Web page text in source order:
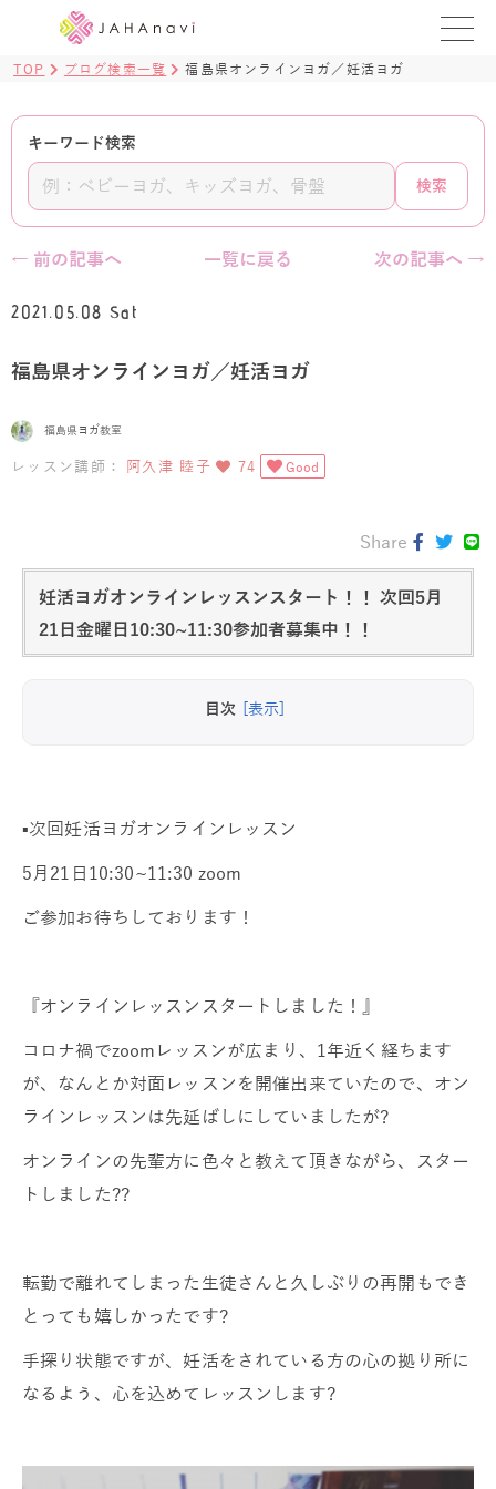
教室を探す
BLOG
ヨガ資格講座 ›
JAHAYOGA
TOP ブログ検索一覧 福島県オンラインヨガ／妊活ヨガ
キーワード検索
検索
← 前の記事へ 一覧に戻る 次の記事へ →
2021.05.08 Sat
福島県オンラインヨガ／妊活ヨガ
福島県ヨガ教室
レッスン講師： 阿久津 睦子 74 Good
Share
妊活ヨガオンラインレッスンスタート！！ 次回5月
21日金曜日10:30~11:30参加者募集中！！
目次 [表示]
▪️次回妊活ヨガオンラインレッスン
5月21日10:30~11:30 zoom
ご参加お待ちしております！
『オンラインレッスンスタートしました！』
コロナ禍でzoomレッスンが広まり、1年近く経ちます
が、なんとか対面レッスンを開催出来ていたので、オン
ラインレッスンは先延ばしにしていましたが?
オンラインの先輩方に色々と教えて頂きながら、スター
トしました??
転勤で離れてしまった生徒さんと久しぶりの再開もでき
とっても嬉しかったです?
手探り状態ですが、妊活をされている方の心の拠り所に
なるよう、心を込めてレッスンします?